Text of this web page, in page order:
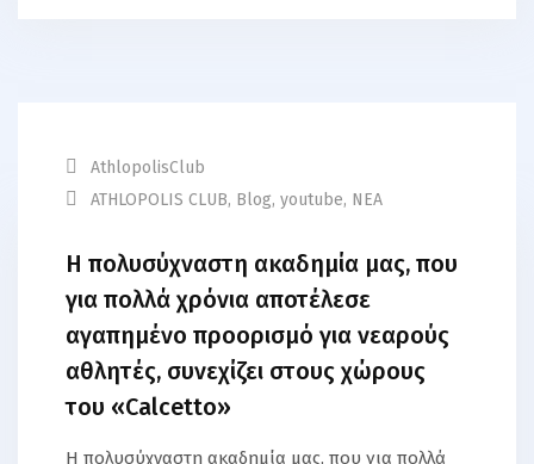
AthlopolisClub
ATHLOPOLIS CLUB, Blog, youtube, ΝΕΑ
Η πολυσύχναστη ακαδημία μας, που
για πολλά χρόνια αποτέλεσε
αγαπημένο προορισμό για νεαρούς
αθλητές, συνεχίζει στους χώρους
του «Calcetto»
Η πολυσύχναστη ακαδημία μας, που για πολλά